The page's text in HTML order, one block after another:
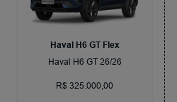
Haval H6 GT Flex
Haval H6 GT 26/26
R$ 325.000,00